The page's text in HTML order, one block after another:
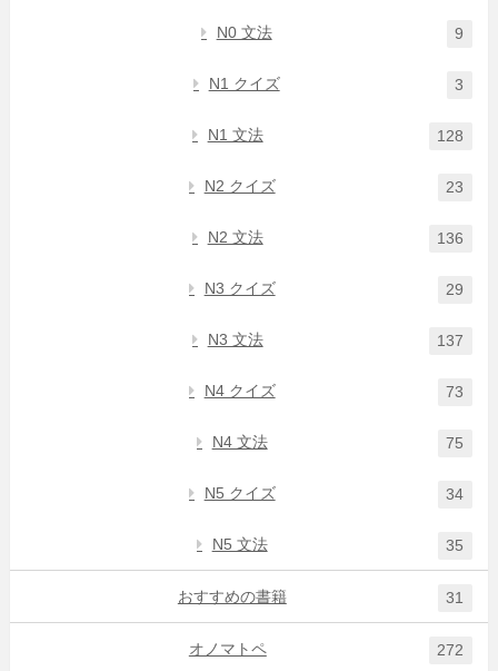
N0 文法 9
N1 クイズ 3
N1 文法 128
N2 クイズ 23
N2 文法 136
N3 クイズ 29
N3 文法 137
N4 クイズ 73
N4 文法 75
N5 クイズ 34
N5 文法 35
おすすめの書籍 31
オノマトペ 272